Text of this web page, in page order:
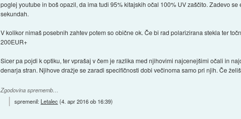
poglej youtube in boš opazil, da ima tudi 95% kitajskih očal 100% UV zaščito. Zadevo
sekundah.
V kolikor nimaš posebnih zahtev potem so obične ok. Če bi rad polarizirana stekla ter
200EUR+
Sicer pa pojdi k optiku, ter vprašaj v čem je razlika med njihovimi najcenejšimi očali in
denarja stran. Njihove dražje se zaradi specifičnosti dobi večinoma samo pri njih. Če
Zgodovina sprememb…
spremenil:Letalec (4. apr 2016 ob 16:39)